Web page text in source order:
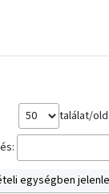
találat/
egységben